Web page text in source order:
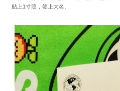
贴上1寸照，签上大名。